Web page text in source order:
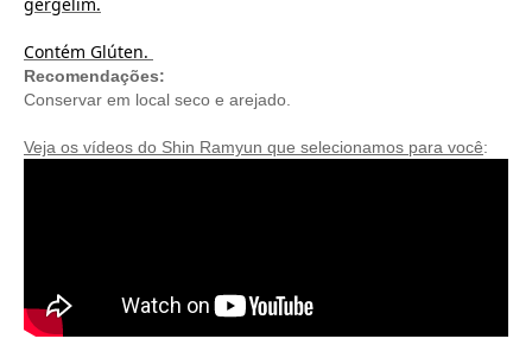
Contém Glúten.
Recomendações:
Conservar em local seco e arejado.
Veja os vídeos do Shin Ramyun que selecionamos para você: